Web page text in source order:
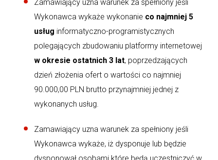
Zamawiający uzna warunek za spełniony jeśli
Wykonawca wykaże wykonanie co najmniej 5
usług informatyczno-programistycznych
polegających zbudowaniu platformy internetowej
w okresie ostatnich 3 lat, poprzedzających
dzień złożenia ofert o wartości co najmniej
90.000,00 PLN brutto przynajmniej jednej z
wykonanych usług.
Zamawiający uzna warunek za spełniony jeśli
Wykonawca wykaże, iż dysponuje lub będzie